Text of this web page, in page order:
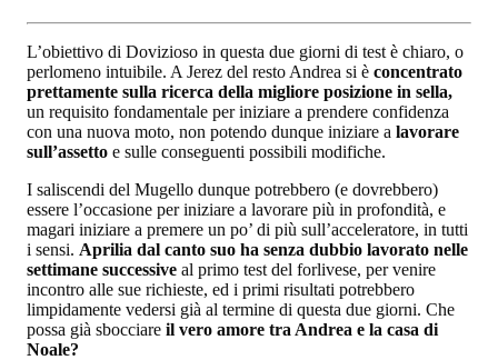
L’obiettivo di Dovizioso in questa due giorni di test è chiaro, o
perlomeno intuibile. A Jerez del resto Andrea si è concentrato
prettamente sulla ricerca della migliore posizione in sella,
un requisito fondamentale per iniziare a prendere confidenza
con una nuova moto, non potendo dunque iniziare a lavorare
sull’assetto e sulle conseguenti possibili modifiche.
I saliscendi del Mugello dunque potrebbero (e dovrebbero)
essere l’occasione per iniziare a lavorare più in profondità, e
magari iniziare a premere un po’ di più sull’acceleratore, in tutti
i sensi. Aprilia dal canto suo ha senza dubbio lavorato nelle
settimane successive al primo test del forlivese, per venire
incontro alle sue richieste, ed i primi risultati potrebbero
limpidamente vedersi già al termine di questa due giorni. Che
possa già sbocciare il vero amore tra Andrea e la casa di
Noale?